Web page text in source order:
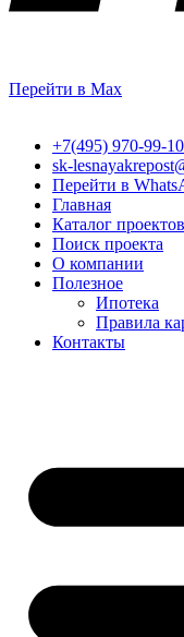
Перейти в Max
+7(495) 970-99-10
sk-
Перейти в
Главная
Каталог проектов
Поиск проекта
О компании
Полезное
Ипотека
Правила
Контакты